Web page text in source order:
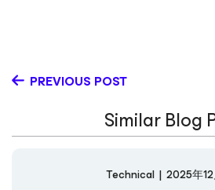
PREVIOUS POST
Similar Blog
Technical | 2025年